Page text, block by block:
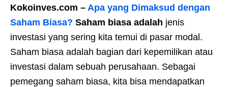
Kokoinves.com – Apa yang Dimaksud dengan
Saham Biasa? Saham biasa adalah jenis
investasi yang sering kita temui di pasar modal.
Saham biasa adalah bagian dari kepemilikan atau
investasi dalam sebuah perusahaan. Sebagai
pemegang saham biasa, kita bisa mendapatkan